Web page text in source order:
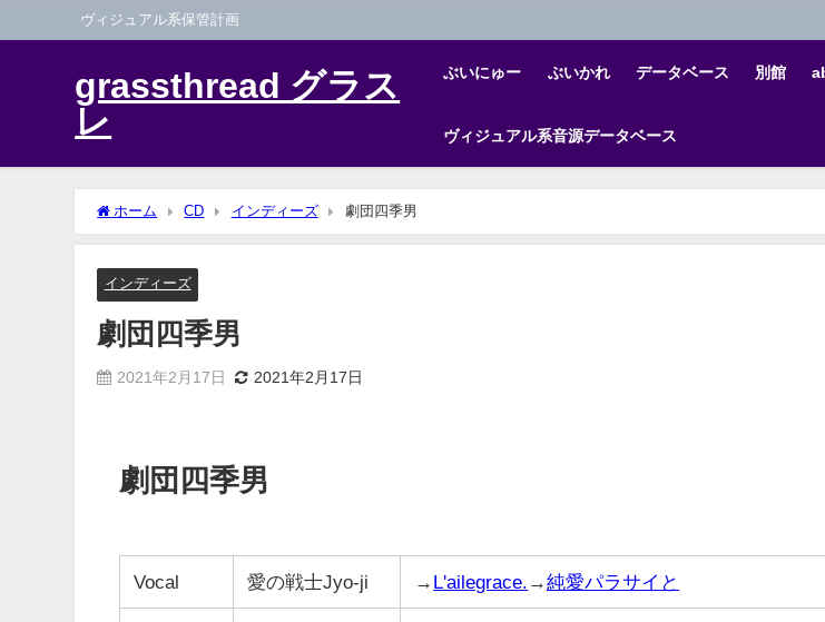
ヴィジュアル系保管計画
grassthread グラス
レ
ぶいにゅー ぶいかれ データベース 別館
ヴィジュアル系音源データベース
ホーム CD インディーズ 劇団四季男
インディーズ
劇団四季男
2021年2月17日 2021年2月17日
劇団四季男
Vocal 愛の戦士Jyo-ji → L'ailegrace. →純愛パラサイと